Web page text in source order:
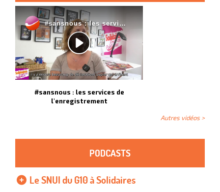
#sansnous : les services de
l'enregistrement
Autres vidéos >
PODCASTS
Le SNUI du G10 à Solidaires